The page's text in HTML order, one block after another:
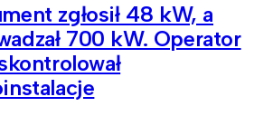
zgłosił 48 kW, a
700 kW. Operator